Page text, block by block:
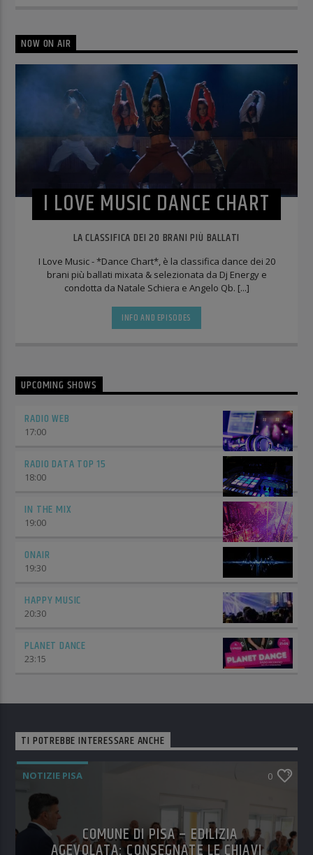
NOW ON AIR
I LOVE MUSIC DANCE CHART
LA CLASSIFICA DEI 20 BRANI PIÙ BALLATI
I Love Music - *Dance Chart*, è la classifica dance dei 20
brani più ballati mixata & selezionata da Dj Energy e
condotta da Natale Schiera e Angelo Qb. [...]
INFO AND EPISODES
UPCOMING SHOWS
RADIO WEB
17:00
RADIO DATA TOP 15
18:00
IN THE MIX
19:00
ONAIR
19:30
HAPPY MUSIC
20:30
PLANET DANCE
23:15
TI POTREBBE INTERESSARE ANCHE
NOTIZIE PISA 0
COMUNE DI PISA – EDILIZIA